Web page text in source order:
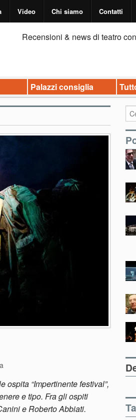
Video Chi siamo Contatti
Recensioni & news di teatro
Palazzi consiglia
ospita “Impertinente festival”,
e tipo. Fra gli ospiti
e Roberto Abbiati.